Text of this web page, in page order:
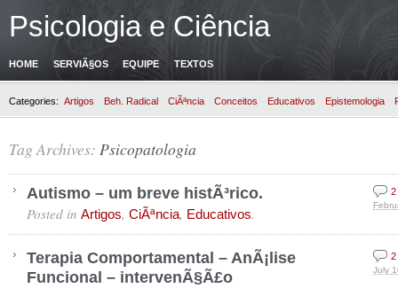
Psicologia e Ciência
HOME SERVIÃ§OS EQUIPE TEXTOS
Categories: Artigos Beh. Radical CiÃªncia Conceitos Educativos Epistemologia
Tag Archives: Psicopatologia
Autismo – um breve histÃ³rico.
Posted in Artigos, CiÃªncia, Educativos.
2
Terapia Comportamental – AnÃ¡lise
Funcional – intervenÃ§Ã£o
July
2